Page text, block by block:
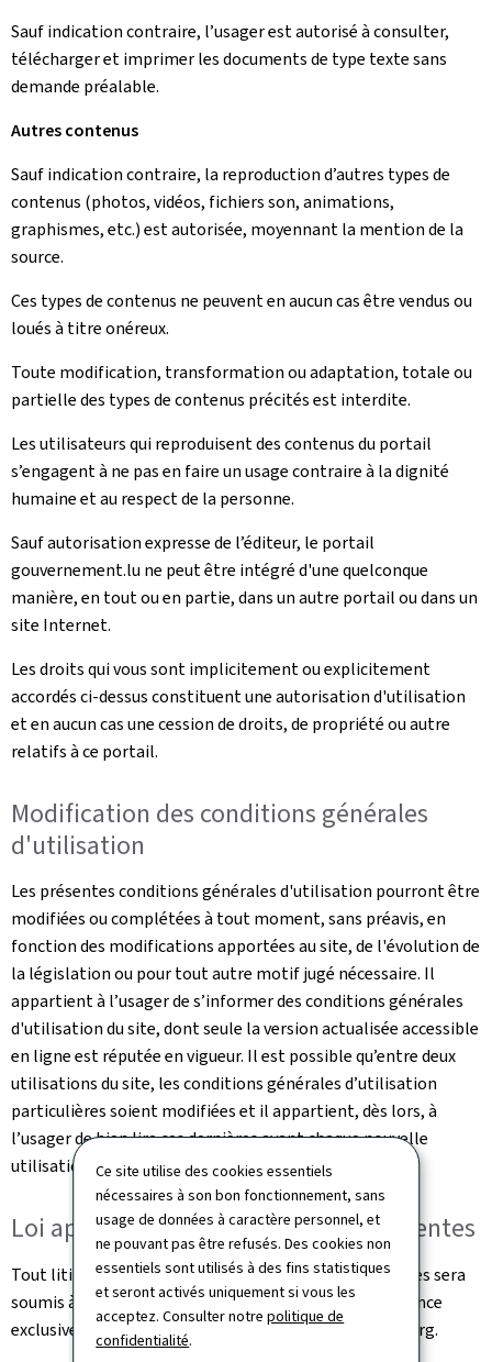
Ce site utilise des cookies essentiels
nécessaires à son bon fonctionnement, sans
usage de données à caractère personnel, et
ne pouvant pas être refusés. Des cookies non
essentiels sont utilisés à des fins statistiques
et seront activés uniquement si vous les
acceptez. Consulter notrepolitique de
confidentialité.
Sauf indication contraire, l’usager est autorisé à consulter,
télécharger et imprimer les documents de type texte sans
demande préalable.
Autres contenus
Sauf indication contraire, la reproduction d’autres types de
contenus (photos, vidéos, fichiers son, animations,
graphismes, etc.) est autorisée, moyennant la mention de la
source.
Ces types de contenus ne peuvent en aucun cas être vendus ou
loués à titre onéreux.
Toute modification, transformation ou adaptation, totale ou
partielle des types de contenus précités est interdite.
Les utilisateurs qui reproduisent des contenus du portail
s’engagent à ne pas en faire un usage contraire à la dignité
humaine et au respect de la personne.
Sauf autorisation expresse de l’éditeur, le portail
gouvernement.lu ne peut être intégré d'une quelconque
manière, en tout ou en partie, dans un autre portail ou dans un
site Internet.
Les droits qui vous sont implicitement ou explicitement
accordés ci-dessus constituent une autorisation d'utilisation
et en aucun cas une cession de droits, de propriété ou autre
relatifs à ce portail.
Modification des conditions générales
d'utilisation
Les présentes conditions générales d'utilisation pourront être
modifiées ou complétées à tout moment, sans préavis, en
fonction des modifications apportées au site, de l'évolution de
la législation ou pour tout autre motif jugé nécessaire. Il
appartient à l’usager de s’informer des conditions générales
d'utilisation du site, dont seule la version actualisée accessible
en ligne est réputée en vigueur. Il est possible qu’entre deux
utilisations du site, les conditions générales d’utilisation
particulières soient modifiées et il appartient, dès lors, à
l’usager de bien lire ces dernières avant chaque nouvelle
utilisation.
Loi applicable et juridictions compétentes
Tout litige relatif à l'utilisation de ce site et ses Services sera
soumis à la loi luxembourgeoise et sera de la compétence
exclusive des juridictions du Grand-Duché de Luxembourg.